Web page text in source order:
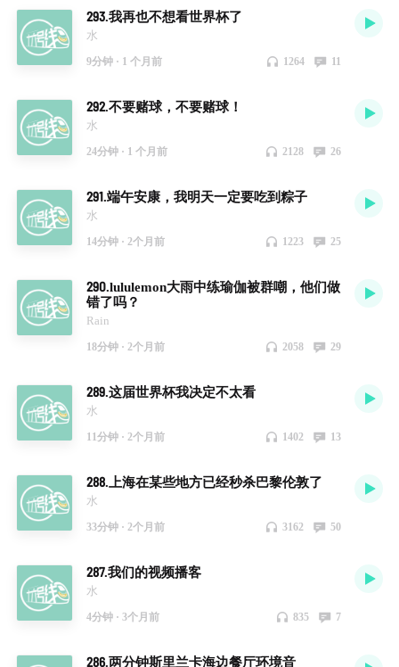
293.我再也不想看世界杯了
水
9分钟 · 1 个月前 1264 11
292.不要赌球，不要赌球！
水
24分钟 · 1 个月前 2128 26
291.端午安康，我明天一定要吃到粽子
水
14分钟 · 2个月前 1223 25
290.lululemon大雨中练瑜伽被群嘲，他们做
错了吗？
Rain
18分钟 · 2个月前 2058 29
289.这届世界杯我决定不太看
水
11分钟 · 2个月前 1402 13
288.上海在某些地方已经秒杀巴黎伦敦了
水
33分钟 · 2个月前 3162 50
287.我们的视频播客
水
4分钟 · 3个月前 835 7
286.两分钟斯里兰卡海边餐厅环境音